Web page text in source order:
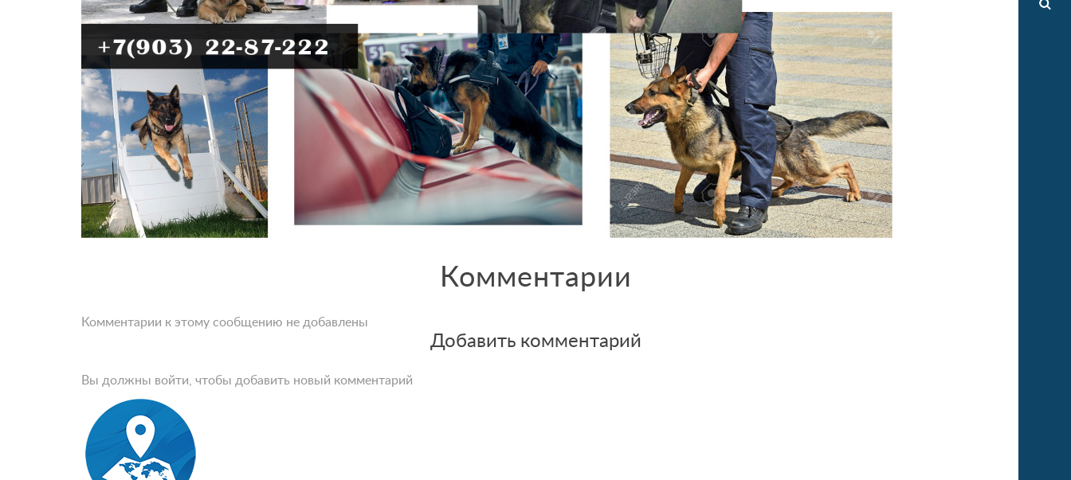
Комментарии
Комментарии к этому сообщению не добавлены
Добавить комментарий
Вы должны войти, чтобы добавить новый комментарий